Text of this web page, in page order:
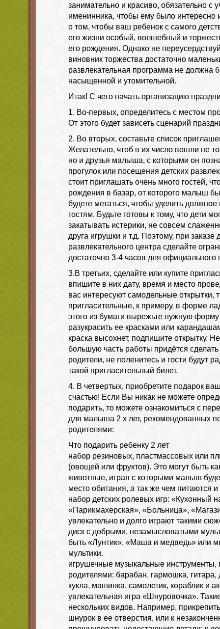
занимательно и красиво, обязательно с
именинника, чтобы ему было интересно
о том, чтобы ваш ребенок с самого
его жизни особый, волшебный и
его рождения. Однако не
виновник торжества достаточно
развлекательная программа не должна
насыщенной и утомительной.
Итак! С чего начать организацию
1. Во-первых, определитесь с местом
От этого будет зависеть сценарий
2. Во вторых, составьте список
Желательно, чтоб в их число вошли не
но и друзья малыша, с которыми он
прогулок или посещения детских
стоит приглашать очень много гостей,
рождения в базар, от которого малыш
будете метаться, чтобы уделить
гостям. Будьте готовы к тому, что дети
закатывать истерики, не совсем
друга игрушки и т.д. Поэтому, при заказе
развлекательного центра сделайте
достаточно 3-4 часов для официального
3.В третьих, сделайте или купите
впишите в них дату, время и место
вас интересуют самодельные открытки,
пригласительные, к примеру, в форме
этого из бумаги вырежьте нужную
разукрасить ее красками или
краска высохнет, подпишите открытку.
большую часть работы придётся
родители, не поленитесь и гости будут
такой пригласительный билет.
4. В четвертых, приобретите подарок
счастью! Если Вы никак не можете
подарить, то можете ознакомиться с
для малыша 2 х лет, рекомендованных
родителями:
Что подарить ребенку 2 лет
набор резиновых, пластмассовых или
(овощей или фруктов). Это могут быть
животные, играя с которыми малыш
место обитания, а так же чем питаются и
набор детских ролевых игр: «Кухонный
«Парикмахерская», «Больница»,
увлекательно и долго играют такими
диск с добрыми, незамысловатыми
быть «Лунтик», «Маша и медведь» или
мультики.
игрушечные музыкальные инструменты,
родителями: барабан, гармошка, гитара,
кукла, машинка, самолетик, кораблик и
увлекательная игра «Шнуровочка».
нескольких видов. Например,
шнурок в ее отверстия, или к